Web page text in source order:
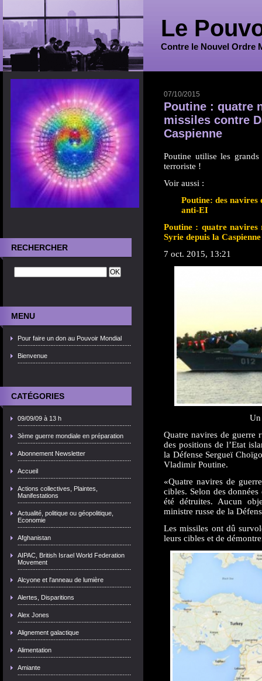
Le
Contre le Nouvel Ordre
RECHERCHER
MENU
Pour faire un don au Pouvoir Mondial
Bienvenue
CATÉGORIES
09/09/09 à 13 h
3ème guerre mondiale en préparation
Abonnement Newsletter
Accueil
Actions collectives, Plaintes,
Manifestations
Actualité, politique ou géopolitique,
Economie
Afghanistan
AIPAC, British Israel World Federation
Movement
Alcyone et l'anneau de lumière
Alertes, Disparitions
Alex Jones
Alignement galactique
Alimentation
Amiante
07/10/2015
Poutine : quatre
missiles contre
Caspienne
Poutine utilise les
terroriste !
Voir aussi :
Poutine: des
anti-EI
Poutine : quatre navires
Syrie depuis la Caspienne
7 oct. 2015, 13:21
Un
Quatre navires de guerre
des positions de l’Etat
la Défense Sergueï
Vladimir Poutine.
«Quatre navires de
cibles. Selon des
été détruites. Aucun
ministre russe de la
Les missiles ont dû
leurs cibles et de